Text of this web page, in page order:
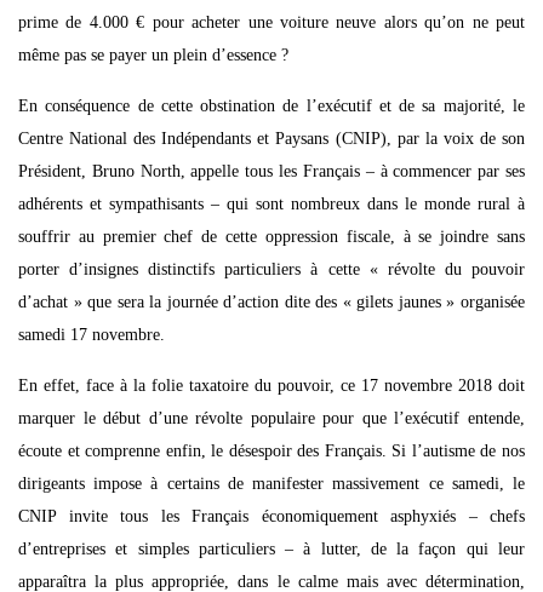
prime de 4.000 € pour acheter une voiture neuve alors qu’on ne peut
même pas se payer un plein d’essence ?
En conséquence de cette obstination de l’exécutif et de sa majorité, le
Centre National des Indépendants et Paysans (CNIP), par la voix de son
Président, Bruno North, appelle tous les Français – à commencer par ses
adhérents et sympathisants – qui sont nombreux dans le monde rural à
souffrir au premier chef de cette oppression fiscale, à se joindre sans
porter d’insignes distinctifs particuliers à cette « révolte du pouvoir
d’achat » que sera la journée d’action dite des « gilets jaunes » organisée
samedi 17 novembre.
En effet, face à la folie taxatoire du pouvoir, ce 17 novembre 2018 doit
marquer le début d’une révolte populaire pour que l’exécutif entende,
écoute et comprenne enfin, le désespoir des Français. Si l’autisme de nos
dirigeants impose à certains de manifester massivement ce samedi, le
CNIP invite tous les Français économiquement asphyxiés – chefs
d’entreprises et simples particuliers – à lutter, de la façon qui leur
apparaîtra la plus appropriée, dans le calme mais avec détermination,